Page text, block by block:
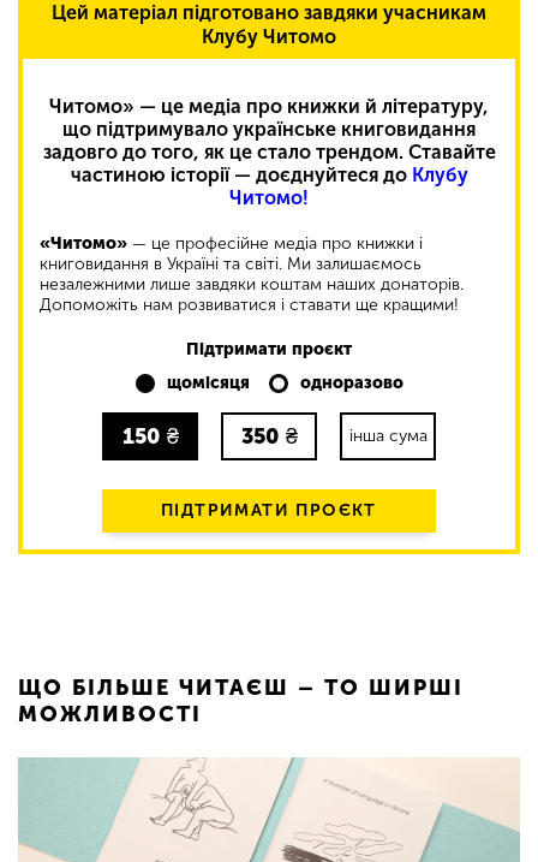
Цей матеріал підготовано завдяки учасникам
Клубу Читомо
Читомо» — це медіа про книжки й літературу,
що підтримувало українське книговидання
задовго до того, як це стало трендом. Ставайте
частиною історії — доєднуйтеся до Клубу
Читомо!
«Читомо» — це професійне медіа про книжки і
книговидання в Україні та світі. Ми залишаємось
незалежними лише завдяки коштам наших донаторів.
Допоможіть нам розвиватися і ставати ще кращими!
Підтримати проєкт
щомісяця
одноразово
150 ₴ 350 ₴ інша сума
ПІДТРИМАТИ ПРОЄКТ
ЩО БІЛЬШЕ ЧИТАЄШ – ТО ШИРШІ
МОЖЛИВОСТІ